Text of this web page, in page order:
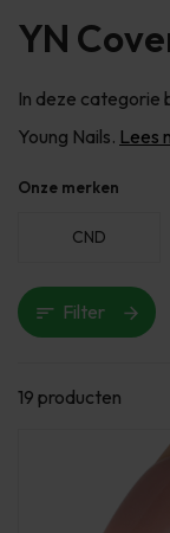
YN
In deze categorie
Young Nails. Lees
Onze merken
CND
Filter
19 producten